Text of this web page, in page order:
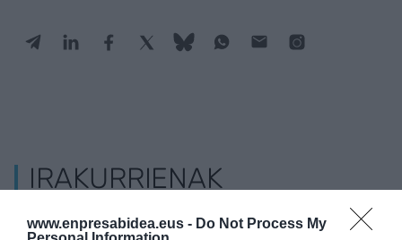
www.enpresabidea.eus - Do Not Process My
IRAKURRIENAK